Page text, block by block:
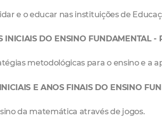
e o educar nas instituições de
INICIAIS DO ENSINO FUNDAMENTAL -
metodológicas para o ensino e a
E ANOS FINAIS DO ENSINO
da matemática através de jogos.